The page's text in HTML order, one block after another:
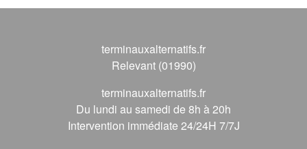
terminauxalternatifs.fr
Relevant (01990)
terminauxalternatifs.fr
Du lundi au samedi de 8h à 20h
Intervention immédiate 24/24H 7/7J